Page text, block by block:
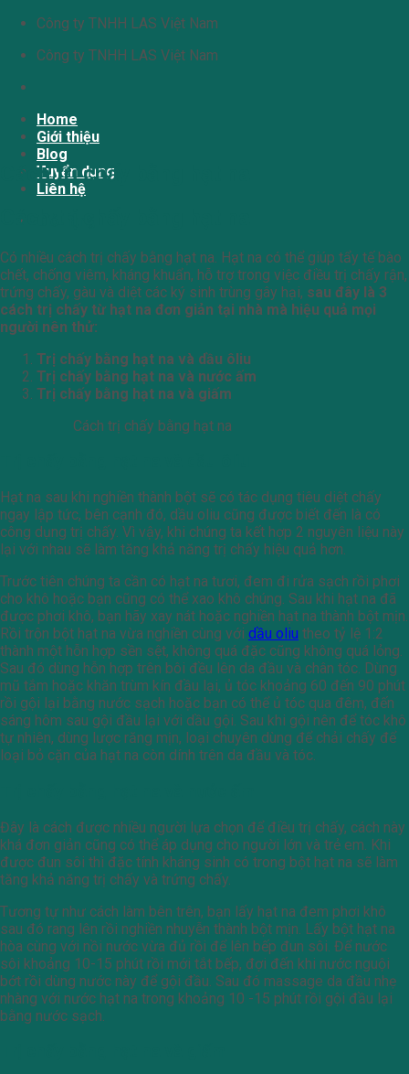
ChuyểnCông ty TNHH LAS Việt Nam
Công ty TNHH LAS Việt Nam
Home
Giới thiệu
Blog
Tuyển dụng
Liên hệ
Cách trị chấy bằng hạt na
Cách trị chấy bằng hạt na
Có nhiều cách trị chấy bằng hạt na. Hạt na có thể giúp tẩy tế bào
chết, chống viêm, kháng khuẩn, hỗ trợ trong việc điều trị chấy rận,
trứng chấy, gàu và diệt các ký sinh trùng gây hại, sau đây là 3
cách trị chấy từ hạt na đơn giản tại nhà mà hiệu quả mọi
người nên thử:
Trị chấy bằng hạt na và dầu ôliu
Trị chấy bằng hạt na và nước ấm
Trị chấy bằng hạt na và giấm
Cách trị chấy bằng hạt na
Hạt na sau khi nghiền thành bột sẽ có tác dụng tiêu diệt chấy
ngay lập tức, bên cạnh đó, dầu oliu cũng được biết đến là có
công dụng trị chấy. Vì vậy, khi chúng ta kết hợp 2 nguyên liệu này
lại với nhau sẽ làm tăng khả năng trị chấy hiệu quả hơn.
Trước tiên chúng ta cần có hạt na tươi, đem đi rửa sạch rồi phơi
cho khô hoặc bạn cũng có thể xao khô chúng. Sau khi hạt na đã
được phơi khô, bạn hãy xay nát hoặc nghiền hạt na thành bột mịn.
Rồi trộn bột hạt na vừa nghiền cùng với dầu oliu theo tỷ lệ 1:2
thành một hỗn hợp sền sệt, không quá đặc cũng không quá lỏng.
Sau đó dùng hỗn hợp trên bôi đều lên da đầu và chân tóc. Dùng
mũ tắm hoặc khăn trùm kín đầu lại, ủ tóc khoảng 60 đến 90 phút
rồi gội lại bằng nước sạch hoặc bạn có thể ủ tóc qua đêm, đến
sáng hôm sau gội đầu lại với dầu gội. Sau khi gội nên để tóc khô
tự nhiên, dùng lược răng mịn, loại chuyên dùng để chải chấy để
loại bỏ cặn của hạt na còn dính trên da đầu và tóc.
Đây là cách được nhiều người lựa chọn để điều trị chấy, cách này
khá đơn giản cũng có thể áp dụng cho người lớn và trẻ em. Khi
được đun sôi thì đặc tính kháng sinh có trong bột hạt na sẽ làm
tăng khả năng trị chấy và trứng chấy.
Tương tự như cách làm bên trên, bạn lấy hạt na đem phơi khô
sau đó rang lên rồi nghiền nhuyễn thành bột mịn. Lấy bột hạt na
hòa cùng với nồi nước vừa đủ rồi để lên bếp đun sôi. Để nước
sôi khoảng 10-15 phút rồi mới tắt bếp, đợi đến khi nước nguội
bớt rồi dùng nước này để gội đầu. Sau đó massage da đầu nhẹ
nhàng với nước hạt na trong khoảng 10 -15 phút rồi gội đầu lại
bằng nước sạch.